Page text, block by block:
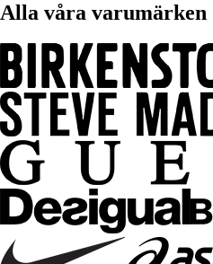
Alla våra varumärken